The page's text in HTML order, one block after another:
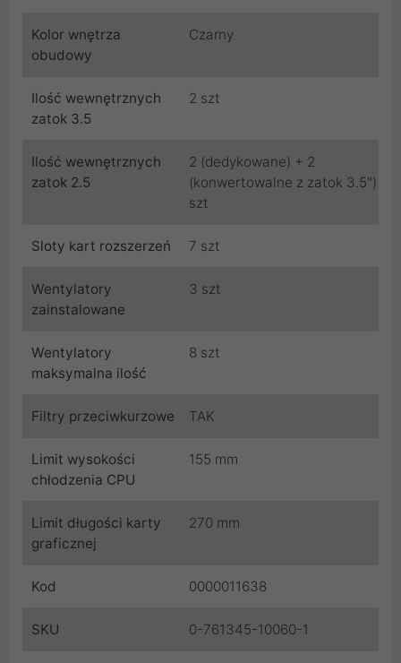
Kolor wnętrza
obudowy
Czarny
Ilość wewnętrznych
zatok 3.5
2 szt
Ilość wewnętrznych
zatok 2.5
2 (dedykowane) + 2
(konwertowalne z zatok 3.5")
szt
Sloty kart rozszerzeń 7 szt
Wentylatory
zainstalowane
3 szt
Wentylatory
maksymalna ilość
8 szt
Filtry przeciwkurzowe TAK
Limit wysokości
chłodzenia CPU
155 mm
Limit długości karty
graficznej
270 mm
Kod 0000011638
SKU 0-761345-10060-1